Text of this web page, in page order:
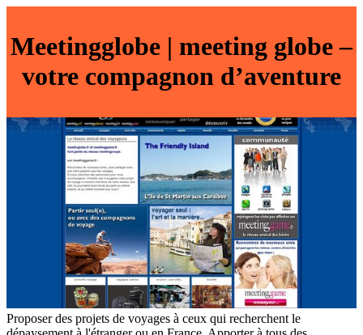
Meetingglobe | meeting globe –
votre compagnon d’aventure
Proposer des projets de voyages à ceux qui recherchent le